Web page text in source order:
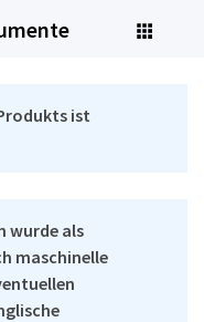
ist
wurde als
maschinelle